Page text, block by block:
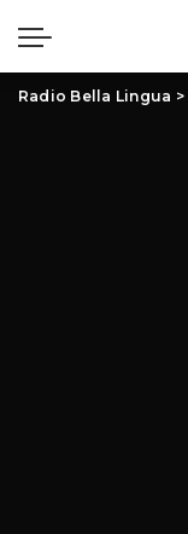
Radio Bella Lingua >